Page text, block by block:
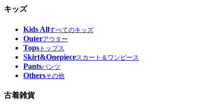
キッズ
Kids Allすべてのキッズ
Outerアウター
Tops トップス
Skirt&Onepieceスカート＆ワンピース
Pantsパンツ
Othersその他
古着雑貨